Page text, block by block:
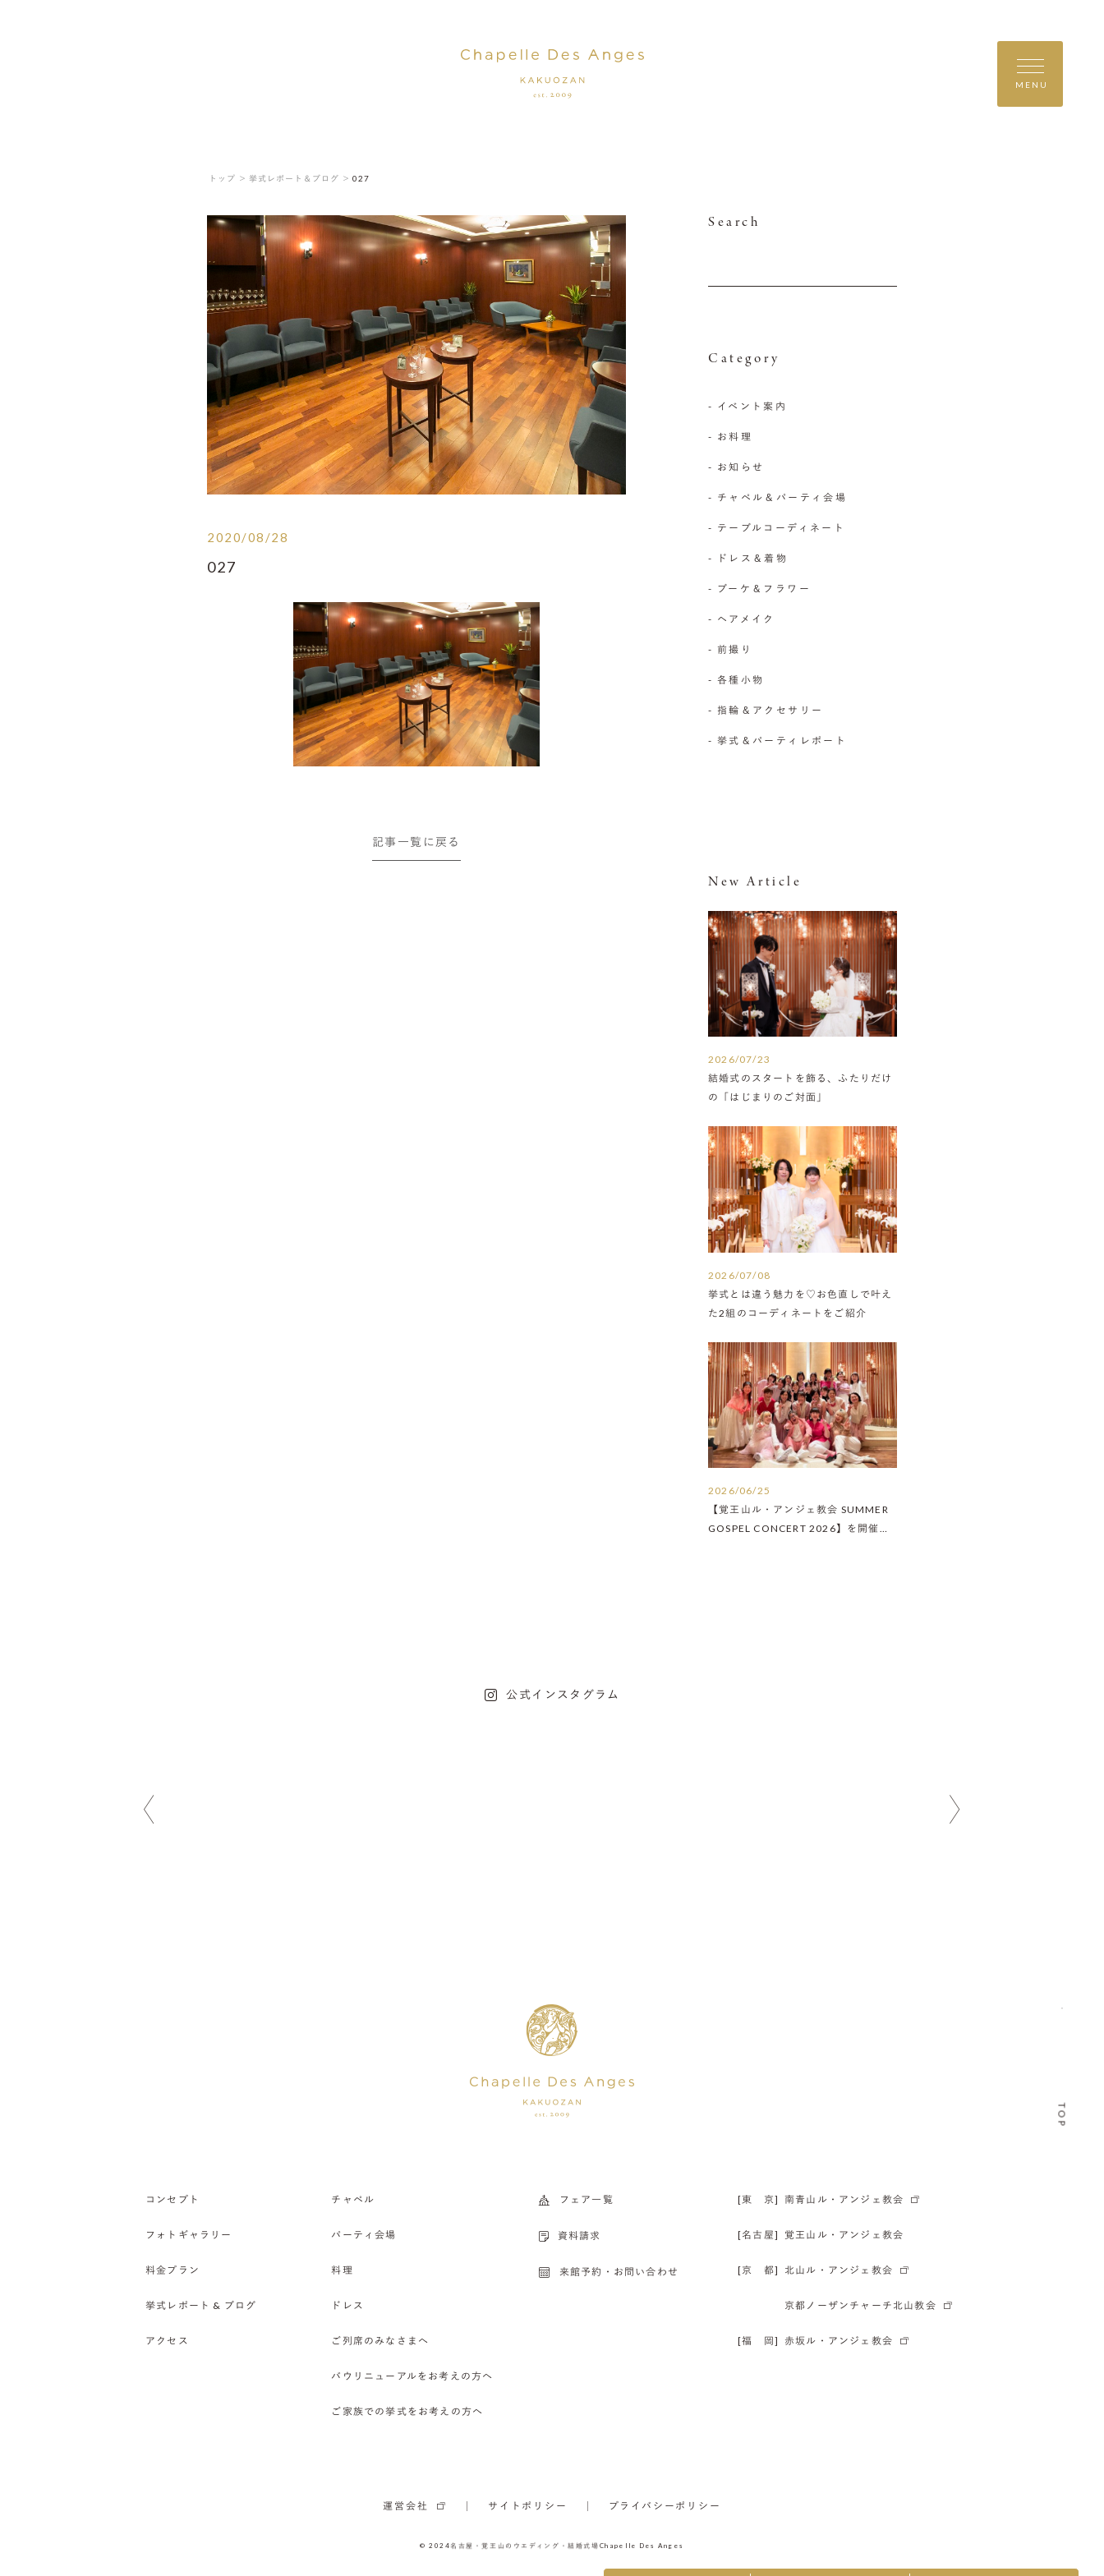
MENU
トップ ＞ 挙式レポート＆ブログ ＞ 027
2020/08/28
027
記事一覧に戻る
Search
Category
- イベント案内
- お料理
- お知らせ
- チャペル＆パーティ会場
- テーブルコーディネート
- ドレス＆着物
- ブーケ＆フラワー
- ヘアメイク
- 前撮り
- 各種小物
- 指輪＆アクセサリー
- 挙式＆パーティレポート
New Article
2026/07/23
結婚式のスタートを飾る、ふたりだけ
の「はじまりのご対面」
2026/07/08
挙式とは違う魅力を♡お色直しで叶え
た2組のコーディネートをご紹介
2026/06/25
【覚王山ル・アンジェ教会 SUMMER
GOSPEL CONCERT 2026】を開催い
公式インスタグラム
TOP
コンセプト
フォトギャラリー
料金プラン
挙式レポート & ブログ
アクセス
チャペル
パーティ会場
料理
ドレス
ご列席のみなさまへ
バウリニューアルをお考えの方へ
ご家族での挙式をお考えの方へ
フェア一覧
資料請求
来館予約・お問い合わせ
[東 京] 南青山ル・アンジェ教会
[名古屋] 覚王山ル・アンジェ教会
[京 都] 北山ル・アンジェ教会
京都ノーザンチャーチ北山教会
[福 岡] 赤坂ル・アンジェ教会
運営会社 サイトポリシー プライバシーポリシー
© 2024名古屋・覚王山のウエディング・結婚式場 Chapelle Des Anges